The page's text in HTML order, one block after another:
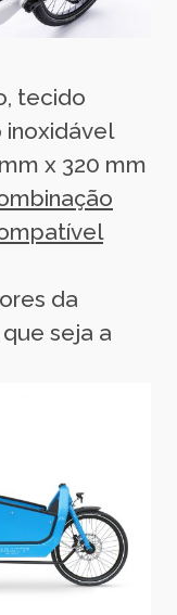
tecido
inoxidável
x 320 mm
da
seja a